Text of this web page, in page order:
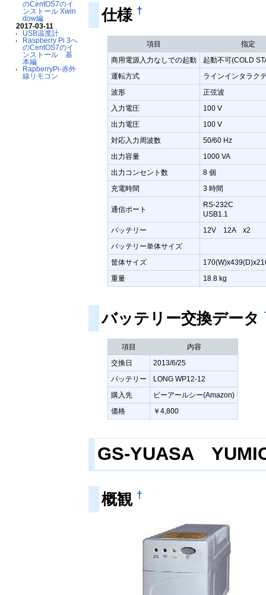
のCentOS7のイ
ンストール Xwin
dow編
2017-03-11
USB温度計
Raspberry Pi 3へ
のCentOS7のイ
ンストール 基
本編
RapberryPi-赤外
線リモコン
仕様 †
項目 指定
商用電源入力なしでの起動 起動不可(COLD
運転方式 ラインインタラク
波形 正弦波
入力電圧 100 V
出力電圧 100 V
対応入力周波数 50/60 Hz
出力容量 1000 VA
出力コンセント数 8 個
充電時間 3 時間
通信ポート
RS-232C
USB1.1
バッテリー 12V 12A x2
バッテリー単体サイズ
筐体サイズ
重量 18.8 kg
バッテリー交換データ
項目 内容
交換日 2013/6/25
バッテリー LONG WP12-12
購入先 ビーアールシー(Amazon)
価格 ￥4,800
GS-YUASA
概観 †